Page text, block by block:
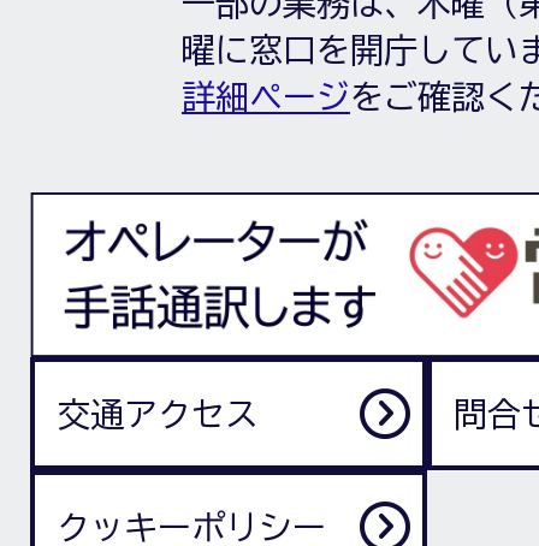
曜に窓口を開庁してい
詳細ページをご確認く
交通アクセス 問合
クッキーポリシー